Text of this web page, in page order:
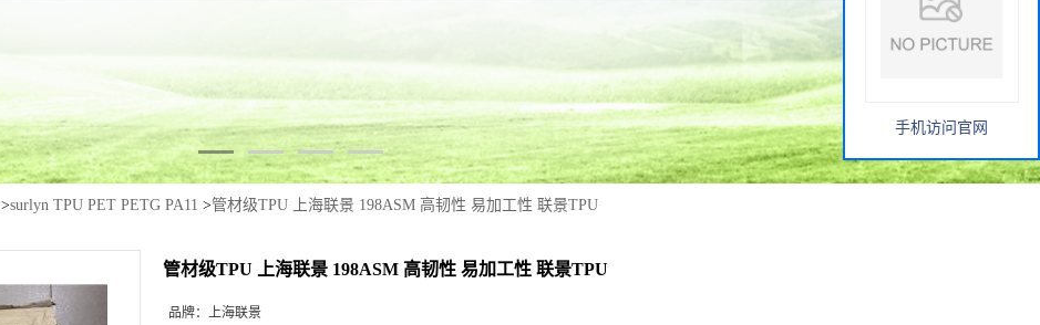
>surlyn TPU PET PETG PA11 >管材级TPU 上海联景 198ASM 高韧性 易加工性 联景TPU
管材级TPU 上海联景 198ASM 高韧性 易加工性 联景TPU
品牌： 上海联景
手机访问官网